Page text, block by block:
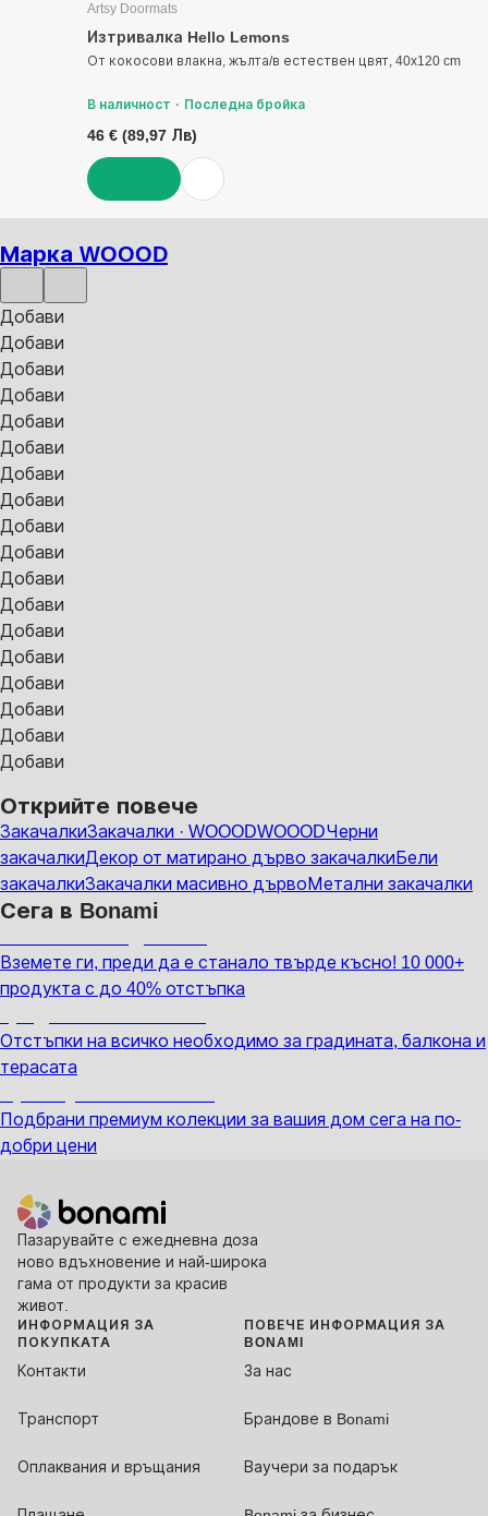
Artsy Doormats
Изтривалка Hello Lemons
От кокосови влакна, жълта/в естествен цвят, 40x120 cm
В наличност Последна бройка
46 € (89,97 Лв)
Марка WOOOD
Добави
Добави
Добави
Добави
Добави
Добави
Добави
Добави
Добави
Добави
Добави
Добави
Добави
Добави
Добави
Добави
Добави
Добави
Открийте повече
ЗакачалкиЗакачалки · WOOODWOOODЧерни
закачалкиДекор от матирано дърво закачалки Бели
закачалкиЗакачалки масивно дърво Метални закачалки
Сега в Bonami
Вземете ги, преди да е станало твърде късно! 10 000+
продукта с до 40% отстъпка
Отстъпки на всичко необходимо за градината, балкона и
терасата
Подбрани премиум колекции за вашия дом сега на по-
добри цени
Пазарувайте с ежедневна доза
ново вдъхновение и най-широка
гама от продукти за красив
живот.
ИНФОРМАЦИЯ ЗА
ПОКУПКАТА
Контакти
Транспорт
Оплаквания и връщания
ПОВЕЧЕ ИНФОРМАЦИЯ ЗА
BONAMI
За нас
Брандове в Bonami
Ваучери за подарък